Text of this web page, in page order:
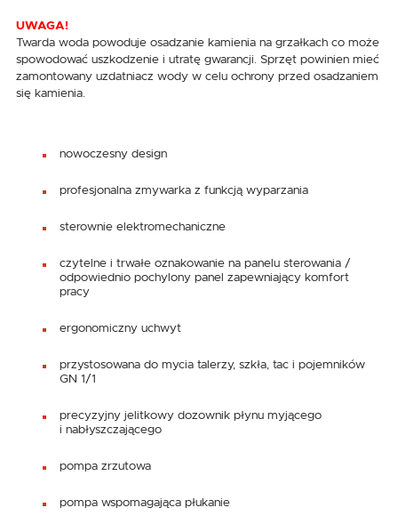
UWAGA!
Twarda woda powoduje osadzanie kamienia na grzałkach co może
spowodować uszkodzenie i utratę gwarancji. Sprzęt powinien mieć
zamontowany uzdatniacz wody w celu ochrony przed osadzaniem
się kamienia.
nowoczesny design
profesjonalna zmywarka z funkcją wyparzania
sterownie elektromechaniczne
czytelne i trwałe oznakowanie na panelu sterowania /
odpowiednio pochylony panel zapewniający komfort
pracy
ergonomiczny uchwyt
przystosowana do mycia talerzy, szkła, tac i pojemników
GN 1/1
precyzyjny jelitkowy dozownik płynu myjącego
i nabłyszczającego
pompa zrzutowa
pompa wspomagająca płukanie